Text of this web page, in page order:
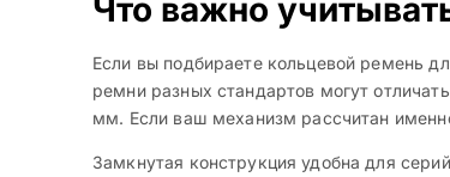
Что важно
Если вы подбираете кольцевой ремень
ремни разных стандартов могут
мм. Если ваш механизм рассчитан
Замкнутая конструкция удобна для